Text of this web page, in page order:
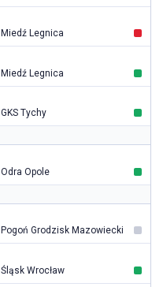
Miedź Legnica
Miedź Legnica
GKS Tychy
Odra Opole
Pogoń Grodzisk Mazowiecki
Śląsk Wrocław